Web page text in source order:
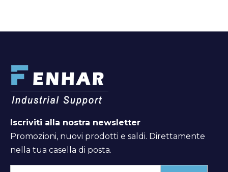
Iscriviti alla nostra newsletter
Promozioni, nuovi prodotti e saldi. Direttamente
nella tua casella di posta.